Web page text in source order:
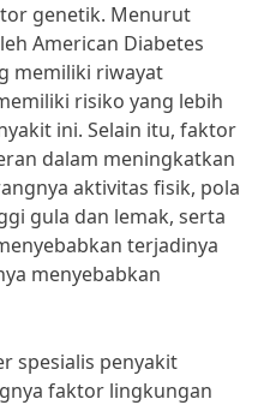
genetik. Menurut
American Diabetes
memiliki riwayat
risiko yang lebih
ini. Selain itu, faktor
dalam meningkatkan
aktivitas fisik, pola
gula dan lemak, serta
terjadinya
menyebabkan
spesialis penyakit
faktor lingkungan